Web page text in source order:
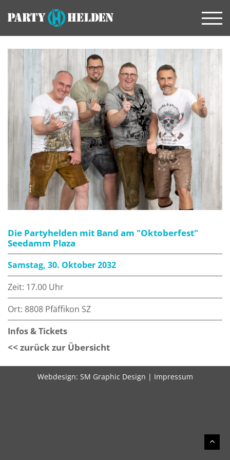
Die Partyhelden mit Band am "Oktoberfest"
Seedamm Plaza
Samstag, 30. Oktober 2032
Zeit: 17.00 Uhr
Ort: 8808 Pfäffikon SZ
Infos & Tickets
<< zurück zur Übersicht
Webdesign: SM Graphic Design | Impressum